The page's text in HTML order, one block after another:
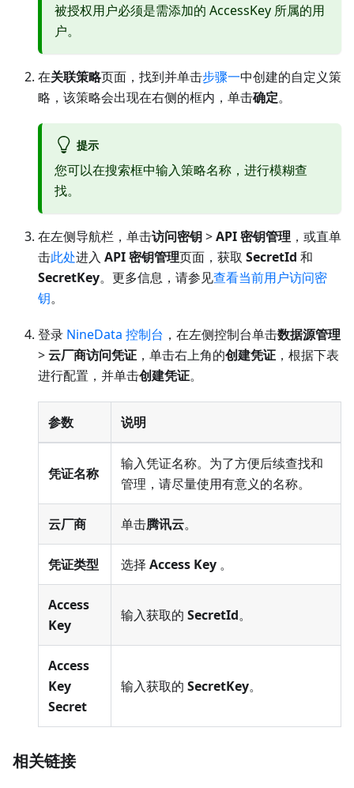
被授权用户必须是需添加的 AccessKey 所属的用
户。
在关联策略页面，找到并单击步骤一中创建的自定义策
略，该策略会出现在右侧的框内，单击确定。
提示
您可以在搜索框中输入策略名称，进行模糊查
找。
在左侧导航栏，单击访问密钥>API 密钥管理 ，或直单
击此处进入 API 密钥管理页面，获取 SecretId 和
SecretKey。更多信息，请参见查看当前用户访问密
钥。
登录 NineData 控制台 ，在左侧控制台单击数据源管理
>云厂商访问凭证 ，单击右上角的创建凭证 ，根据下表
进行配置，并单击创建凭证。
参数 说明
凭证名称
输入凭证名称。为了方便后续查找和
管理，请尽量使用有意义的名称。
云厂商 单击腾讯云。
凭证类型 选择 Access Key 。
Access
Key
输入获取的 SecretId。
Access
Key
Secret
输入获取的 SecretKey。
相关链接